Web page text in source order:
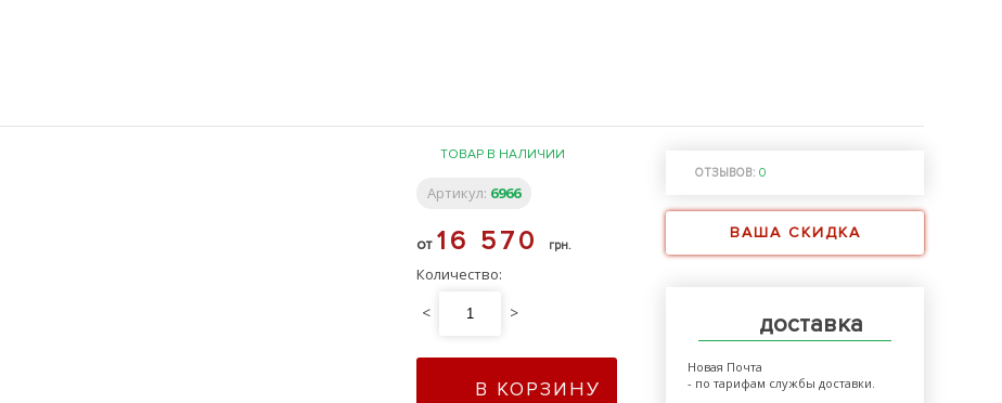
ТОВАР В НАЛИЧИИ
Артикул: 6966
от 16 570 грн.
Количество:
< >
В КОРЗИНУ
ОТЗЫВОВ: 0
ВАША СКИДКА
доставка
Новая Почта
- по тарифам службы доставки.